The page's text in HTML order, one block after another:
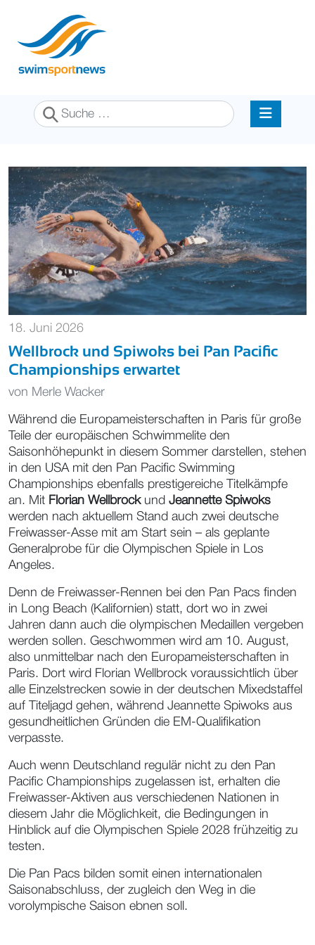
Suchen
18. Juni 2026
Wellbrock und Spiwoks bei Pan Pacific
Championships erwartet
von Merle Wacker
Während die Europameisterschaften in Paris für große
Teile der europäischen Schwimmelite den
Saisonhöhepunkt in diesem Sommer darstellen, stehen
in den USA mit den Pan Pacific Swimming
Championships ebenfalls prestigereiche Titelkämpfe
an. Mit Florian Wellbrockund Jeannette Spiwoks
werden nach aktuellem Stand auch zwei deutsche
Freiwasser-Asse mit am Start sein – als geplante
Generalprobe für die Olympischen Spiele in Los
Angeles.
Denn de Freiwasser-Rennen bei den Pan Pacs finden
in Long Beach (Kalifornien) statt, dort wo in zwei
Jahren dann auch die olympischen Medaillen vergeben
werden sollen. Geschwommen wird am 10. August,
also unmittelbar nach den Europameisterschaften in
Paris. Dort wird Florian Wellbrock voraussichtlich über
alle Einzelstrecken sowie in der deutschen Mixedstaffel
auf Titeljagd gehen, während Jeannette Spiwoks aus
gesundheitlichen Gründen die EM-Qualifikation
verpasste.
Auch wenn Deutschland regulär nicht zu den Pan
Pacific Championships zugelassen ist, erhalten die
Freiwasser-Aktiven aus verschiedenen Nationen in
diesem Jahr die Möglichkeit, die Bedingungen in
Hinblick auf die Olympischen Spiele 2028 frühzeitig zu
testen.
Die Pan Pacs bilden somit einen internationalen
Saisonabschluss, der zugleich den Weg in die
vorolympische Saison ebnen soll.